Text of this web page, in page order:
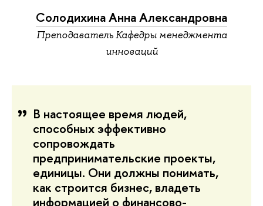
Солодихина Анна Александровна
Преподаватель Кафедры менеджмента
инноваций
В настоящее время людей,
способных эффективно
сопровождать
предпринимательские проекты,
единицы. Они должны понимать,
как строится бизнес, владеть
информацией о финансово-